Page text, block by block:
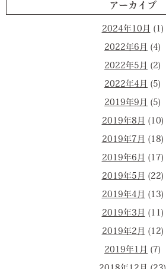
アーカイブ
2024年10月 (1)
2022年6月 (4)
2022年5月 (2)
2022年4月 (5)
2019年9月 (5)
2019年8月 (10)
2019年7月 (18)
2019年6月 (17)
2019年5月 (22)
2019年4月 (13)
2019年3月 (11)
2019年2月 (12)
2019年1月 (7)